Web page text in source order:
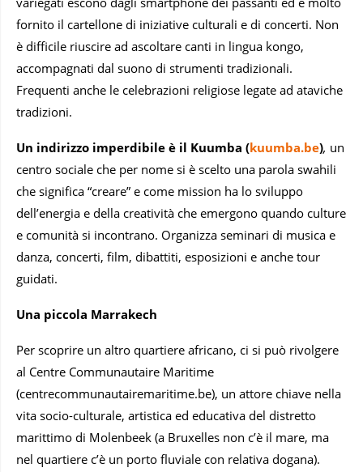
fornito il cartellone di iniziative culturali e di concerti. Non
è difficile riuscire ad ascoltare canti in lingua kongo,
accompagnati dal suono di strumenti tradizionali.
Frequenti anche le celebrazioni religiose legate ad ataviche
tradizioni.
Un indirizzo imperdibile è il Kuumba (kuumba.be), un
centro sociale che per nome si è scelto una parola swahili
che significa “creare” e come mission ha lo sviluppo
dell’energia e della creatività che emergono quando culture
e comunità si incontrano. Organizza seminari di musica e
danza, concerti, film, dibattiti, esposizioni e anche tour
guidati.
Una piccola Marrakech
Per scoprire un altro quartiere africano, ci si può rivolgere
al Centre Communautaire Maritime
(centrecommunautairemaritime.be), un attore chiave nella
vita socio-culturale, artistica ed educativa del distretto
marittimo di Molenbeek (a Bruxelles non c’è il mare, ma
nel quartiere c’è un porto fluviale con relativa dogana).